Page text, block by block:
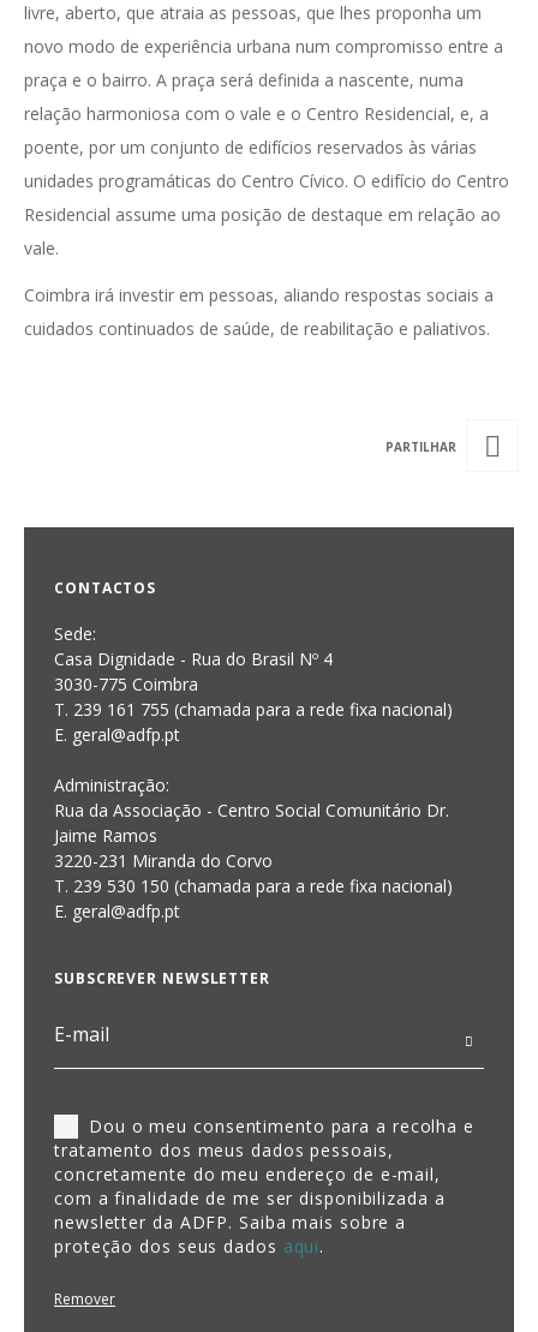
livre, aberto, que atraia as pessoas, que lhes proponha um
novo modo de experiência urbana num compromisso entre a
praça e o bairro. A praça será definida a nascente, numa
relação harmoniosa com o vale e o Centro Residencial, e, a
poente, por um conjunto de edifícios reservados às várias
unidades programáticas do Centro Cívico. O edifício do Centro
Residencial assume uma posição de destaque em relação ao
vale.
Coimbra irá investir em pessoas, aliando respostas sociais a
cuidados continuados de saúde, de reabilitação e paliativos.
CONTACTOS
Sede:
Casa Dignidade - Rua do Brasil Nº 4
3030-775 Coimbra
T. 239 161 755 (chamada para a rede fixa nacional)
E. geral@adfp.pt
Administração:
Rua da Associação - Centro Social Comunitário Dr.
Jaime Ramos
3220-231 Miranda do Corvo
T. 239 530 150 (chamada para a rede fixa nacional)
E. geral@adfp.pt
SUBSCREVER NEWSLETTER
Dou o meu consentimento para a recolha e
tratamento dos meus dados pessoais,
concretamente do meu endereço de e-mail,
com a finalidade de me ser disponibilizada a
newsletter da ADFP. Saiba mais sobre a
proteção dos seus dados aqui.
Remover